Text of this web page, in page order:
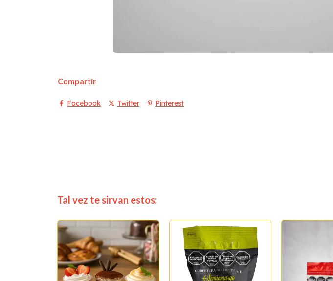
Compartir
Facebook Twitter Pinterest
Tal vez te sirvan estos: